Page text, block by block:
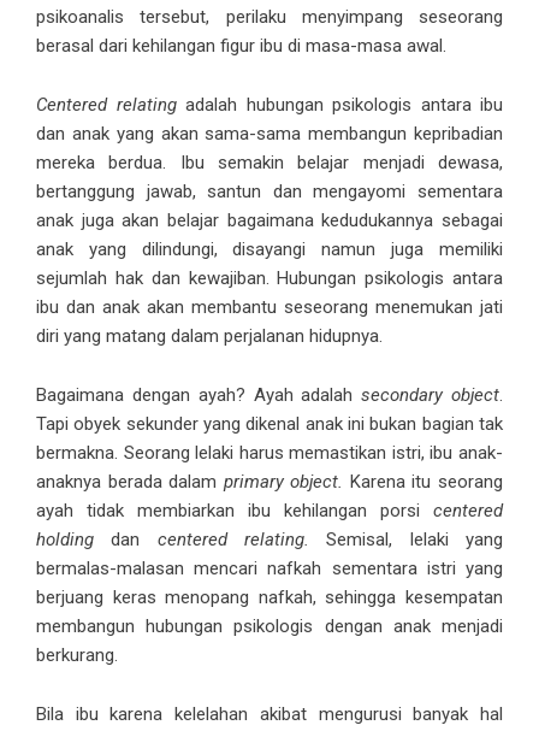
psikoanalis tersebut, perilaku menyimpang seseorang
berasal dari kehilangan figur ibu di masa-masa awal.
Centered relatingadalah hubungan psikologis antara ibu
dan anak yang akan sama-sama membangun kepribadian
mereka berdua. Ibu semakin belajar menjadi dewasa,
bertanggung jawab, santun dan mengayomi sementara
anak juga akan belajar bagaimana kedudukannya sebagai
anak yang dilindungi, disayangi namun juga memiliki
sejumlah hak dan kewajiban. Hubungan psikologis antara
ibu dan anak akan membantu seseorang menemukan jati
diri yang matang dalam perjalanan hidupnya.
Bagaimana dengan ayah? Ayah adalahsecondary object.
Tapi obyek sekunder yang dikenal anak ini bukan bagian tak
bermakna. Seorang lelaki harus memastikan istri, ibu anak-
anaknya berada dalam primary object. Karena itu seorang
ayah tidak membiarkan ibu kehilangan porsi centered
holdingdan centered relating.
Semisal, lelaki yang
bermalas-malasan mencari nafkah sementara istri yang
berjuang keras menopang nafkah, sehingga kesempatan
membangun hubungan psikologis dengan anak menjadi
berkurang.
Bila ibu karena kelelahan akibat mengurusi banyak hal